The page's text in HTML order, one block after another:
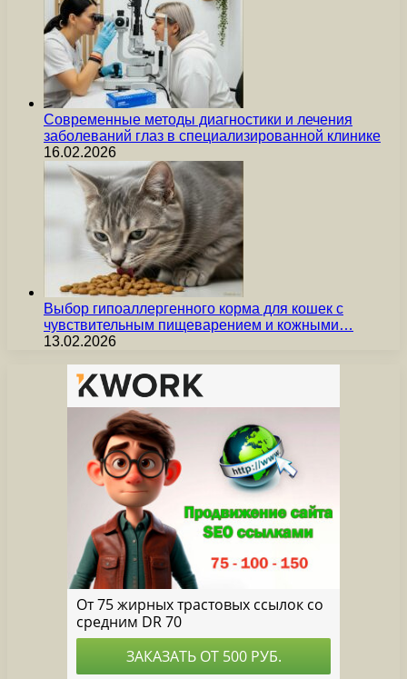
Современные методы диагностики и лечения
заболеваний глаз в специализированной клинике
16.02.2026
Выбор гипоаллергенного корма для кошек с
чувствительным пищеварением и кожными…
13.02.2026